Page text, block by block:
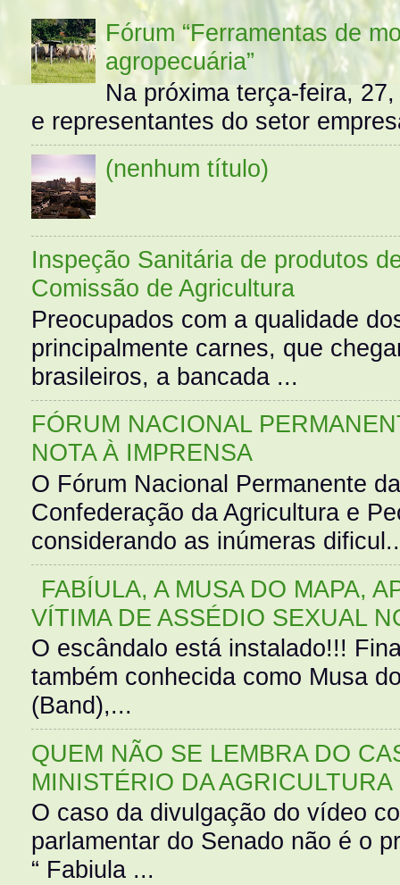
Fórum “Ferramentas de
agropecuária”
Na próxima terça-feira,
e representantes do setor
(nenhum título)
Inspeção Sanitária de produtos
Comissão de Agricultura
Preocupados com a qualidade
principalmente carnes, que
brasileiros, a bancada ...
FÓRUM NACIONAL
NOTA À IMPRENSA
O Fórum Nacional Permanente
Confederação da Agricultura e
considerando as inúmeras
FABÍULA, A MUSA DO MAPA,
VÍTIMA DE ASSÉDIO SEXUAL
O escândalo está instalado!!!
também conhecida como Musa
(Band),...
QUEM NÃO SE LEMBRA DO
MINISTÉRIO DA AGRICULTURA
O caso da divulgação do vídeo
parlamentar do Senado não é o
“ Fabiula ...